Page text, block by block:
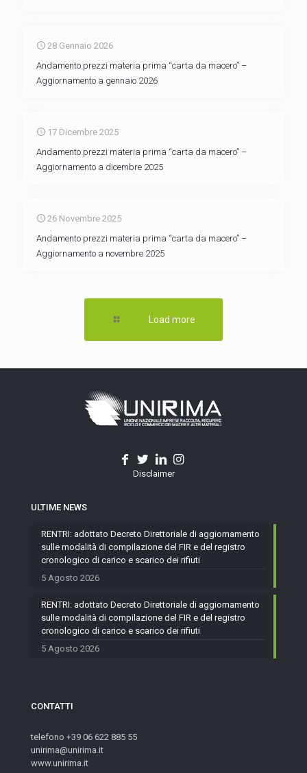
28 Gennaio 2026
Andamento prezzi materia prima “carta da macero” –
Aggiornamento a gennaio 2026
17 Dicembre 2025
Andamento prezzi materia prima “carta da macero” –
Aggiornamento a dicembre 2025
26 Novembre 2025
Andamento prezzi materia prima “carta da macero” –
Aggiornamento a novembre 2025
Load more
Disclaimer
ULTIME NEWS
RENTRI: adottato Decreto Direttoriale di aggiornamento
sulle modalità di compilazione del FIR e del registro
cronologico di carico e scarico dei rifiuti
5 Agosto 2026
RENTRI: adottato Decreto Direttoriale di aggiornamento
sulle modalità di compilazione del FIR e del registro
cronologico di carico e scarico dei rifiuti
5 Agosto 2026
CONTATTI
telefono +39 06 622 885 55
unirima@unirima.it
www.unirima.it